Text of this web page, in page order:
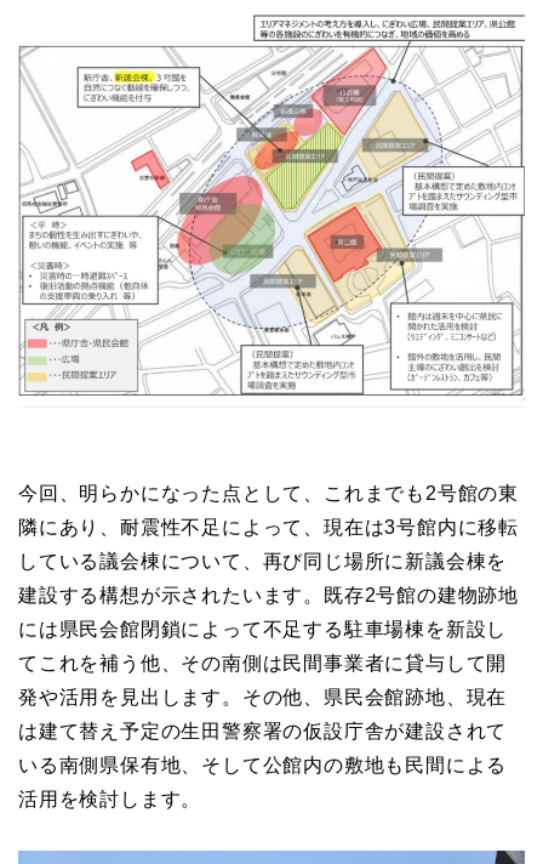
今回、明らかになった点として、これまでも2号館の東
隣にあり、耐震性不足によって、現在は3号館内に移転
している議会棟について、再び同じ場所に新議会棟を
建設する構想が示されたいます。既存2号館の建物跡地
には県民会館閉鎖によって不足する駐車場棟を新設し
てこれを補う他、その南側は民間事業者に貸与して開
発や活用を見出します。その他、県民会館跡地、現在
は建て替え予定の生田警察署の仮設庁舎が建設されて
いる南側県保有地、そして公館内の敷地も民間による
活用を検討します。